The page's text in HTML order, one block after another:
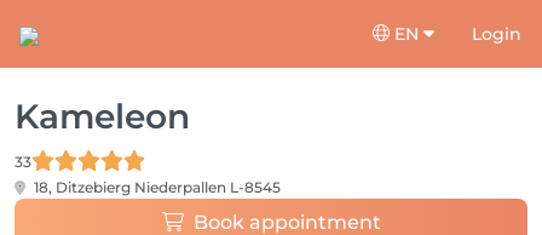
EN Login
Kameleon
33
18, Ditzebierg Niederpallen L-8545
Book appointment